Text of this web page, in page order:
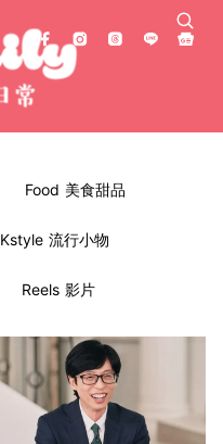
Food 美食甜品
Kstyle 流行小物
Reels 影片